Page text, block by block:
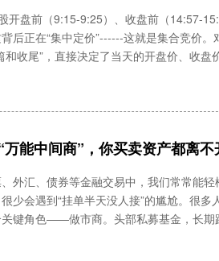
开盘前（9:15-9:25）、收盘前（14:57-
后正在“集中定价”------这就是集合竞价
和收尾”，直接决定了当天的开盘价、收
能中间商”，你买卖资产都离不
外汇、债券等金融交易中，我们常常能
少会遇到“挂单半天没人接”的尴尬。很
键角色——做市商。头部私募基金，长期